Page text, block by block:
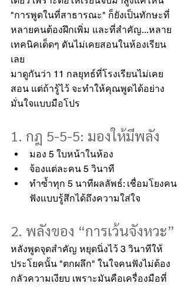
"การพูดในที่สาธารณะ" ก็ยังเป็นทักษะที่
หลายคนต้องฝึกเพิ่ม และที่สำคัญ...หลาย
เทคนิคเด็ดๆ ดันไม่เคยสอนในห้องเรียน
เลย
มาดูกันว่า 11 กลยุทธ์ที่โรงเรียนไม่เคย
สอน แต่ถ้ารู้ไว้ จะทำให้คุณพูดได้อย่าง
มั่นใจแบบมือโปร
1. กฎ 5-5-5: มองให้มีพลัง
มอง 5 ใบหน้าในห้อง
จ้องแต่ละคน 5 วินาที
ทำซ้ำทุก 5 นาทีผลลัพธ์: เชื่อมโยงคน
ฟังแบบรู้สึกได้ถึงความใส่ใจ
2. พลังของ “การเว้นจังหวะ”
หลังพูดจุดสำคัญ หยุดนิ่งไว้ 3 วินาทีให้
ประโยคนั้น "ตกผลึก" ในใจคนฟังไม่ต้อง
กลัวความเงียบ เพราะมันคือเครื่องมือที่